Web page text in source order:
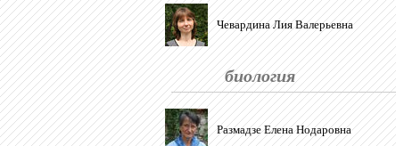
Чевардина Лия Валерьевна
биология
Размадзе Елена Нодаровна